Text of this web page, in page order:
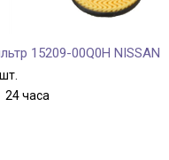
15209-00Q0H NISSAN
24 часа